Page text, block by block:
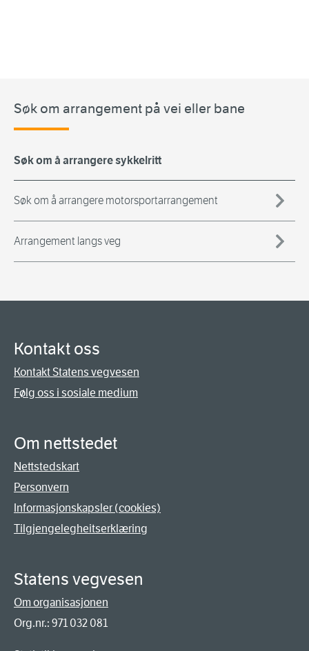
Søk om arrangement på vei eller bane
Søk om å arrangere sykkelritt
Søk om å arrangere motorsportarrangement
Arrangement langs veg
Kontakt oss
Kontakt Statens vegvesen
Følg oss i sosiale medium
Om nettstedet
Nettstedskart
Personvern
Informasjonskapsler (cookies)
Tilgjengelegheitserklæring
Statens vegvesen
Om organisasjonen
Org.nr.: 971 032 081